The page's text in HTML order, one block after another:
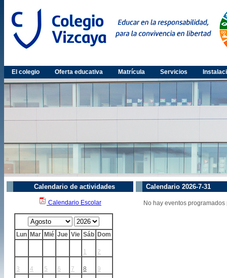
El colegio Oferta educativa Matrícula Servicios
Calendario 2026-7-31
No hay eventos
Calendario de actividades
Calendario Escolar
Lun Mar Mié Jue Vie Sáb Dom
1 2
3 4 5 6 7 8 9